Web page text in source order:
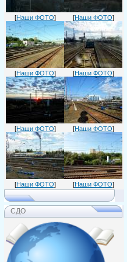
[Наши ФОТО] [Наши ФОТО]
[Наши ФОТО] [Наши ФОТО]
[Наши ФОТО] [Наши ФОТО]
[Наши ФОТО] [Наши ФОТО]
СДО